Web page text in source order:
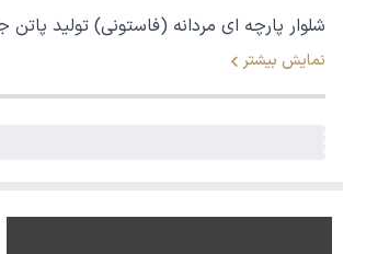
شلوار پارچه ای مردانه (فاستونی) تولید پاتن
نمایش بیشتر